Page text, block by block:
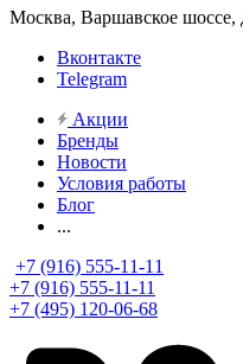
Москва, Варшавское шоссе,
Вконтакте
Telegram
Акции
Бренды
Новости
Условия работы
Блог
...
+7 (916) 555-11-11
+7 (916) 555-11-11
+7 (495) 120-06-68